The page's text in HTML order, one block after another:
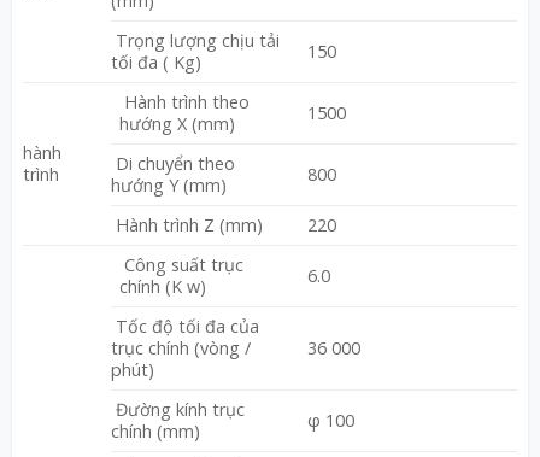
Trọng lượng chịu tải
tối đa ( Kg)
150
hành
trình
Hành trình theo
hướng X (mm)
1500
Di chuyển theo
hướng Y (mm)
800
Hành trình Z (mm) 220
Công suất trục
chính (K w)
6.0
Tốc độ tối đa của
trục chính (vòng /
phút)
36 000
Đường kính trục
chính (mm)
φ 100